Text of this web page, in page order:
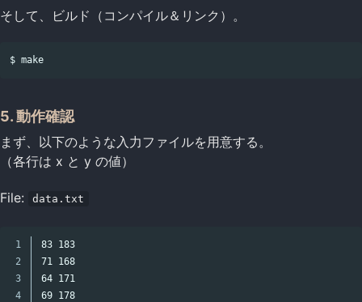
そして、ビルド（コンパイル＆リンク）。
5. 動作確認
まず、以下のような入力ファイルを用意する。
（各行は x と y の値）
File: data.txt
1
2
3
4
83 183
71 168
64 171
69 178